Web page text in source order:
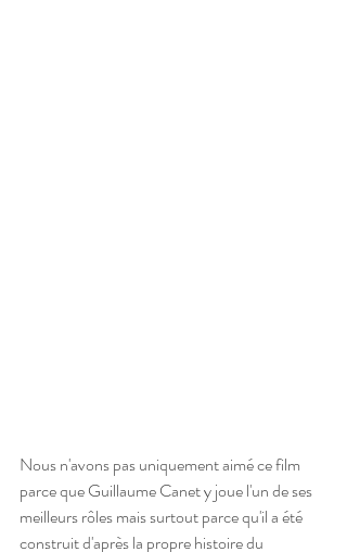
Nous n'avons pas uniquement aimé ce film
parce que Guillaume Canet y joue l'un de ses
meilleurs rôles mais surtout parce qu'il a été
construit d'après la propre histoire du